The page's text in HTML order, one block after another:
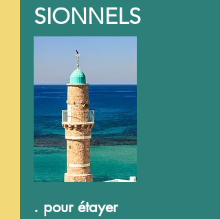
SIONNELS
. pour étayer